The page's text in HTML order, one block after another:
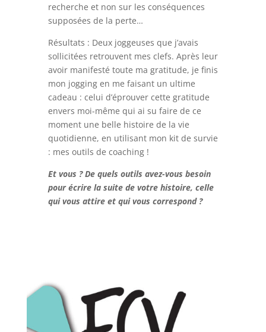
recherche et non sur les conséquences
supposées de la perte…
Résultats : Deux joggeuses que j’avais
sollicitées retrouvent mes clefs. Après leur
avoir manifesté toute ma gratitude, je finis
mon jogging en me faisant un ultime
cadeau : celui d’éprouver cette gratitude
envers moi-même qui ai su faire de ce
moment une belle histoire de la vie
quotidienne, en utilisant mon kit de survie
: mes outils de coaching !
Et vous ? De quels outils avez-vous besoin
pour écrire la suite de votre histoire, celle
qui vous attire et qui vous correspond ?